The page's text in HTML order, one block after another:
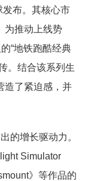
布。其核心市
为推动上线势
“地铁跑酷经典
。结合该系列生
造了紧迫感，并
的增长驱动力。
Simulator
》等作品的